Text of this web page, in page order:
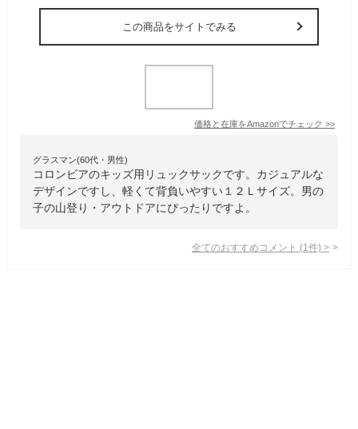
この商品をサイトでみる
価格と在庫をAmazonでチェック >>
グラスマン(60代・男性)
コロンビアのキッズ用リュックサックです。カジュアルな
デザインですし、軽くて背負いやすい１２Ｌサイズ。男の
子の山登り・アウトドアにぴったりですよ。
全てのおすすめコメント (1 件) >